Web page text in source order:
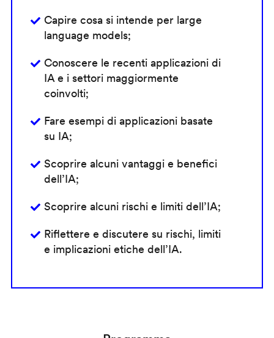
Capire cosa si intende per large
language models;
Conoscere le recenti applicazioni di
IA e i settori maggiormente
coinvolti;
Fare esempi di applicazioni basate
su IA;
Scoprire alcuni vantaggi e benefici
dell’IA;
Scoprire alcuni rischi e limiti dell’IA;
Riflettere e discutere su rischi, limiti
e implicazioni etiche dell’IA.